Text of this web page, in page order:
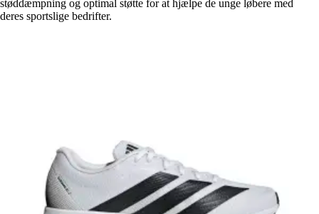
støddæmpning og optimal støtte for at hjælpe de unge løbere med
deres sportslige bedrifter.